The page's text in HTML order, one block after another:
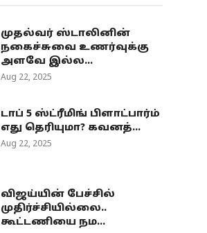
முதல்வர் ஸ்டாலினின்
நகைச்சுவை உணர்வுக்கு
அளவே இல்ல...
Aug 22, 2025
டாப் 5 ஸ்ட்ரீமிங் பிளாட்பார்ம்
எது தெரியுமா? கவனத்...
Aug 22, 2025
விஜய்யின் பேச்சில்
முதிர்ச்சியில்லை..
கூட்டணியை நம...